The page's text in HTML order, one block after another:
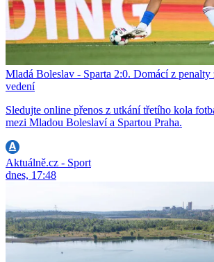
Mladá Boleslav - Sparta 2:0. Domácí z penalty
vedení
Sledujte online přenos z utkání třetího kola
mezi Mladou Boleslaví a Spartou Praha.
Aktuálně.cz - Sport
dnes, 17:48